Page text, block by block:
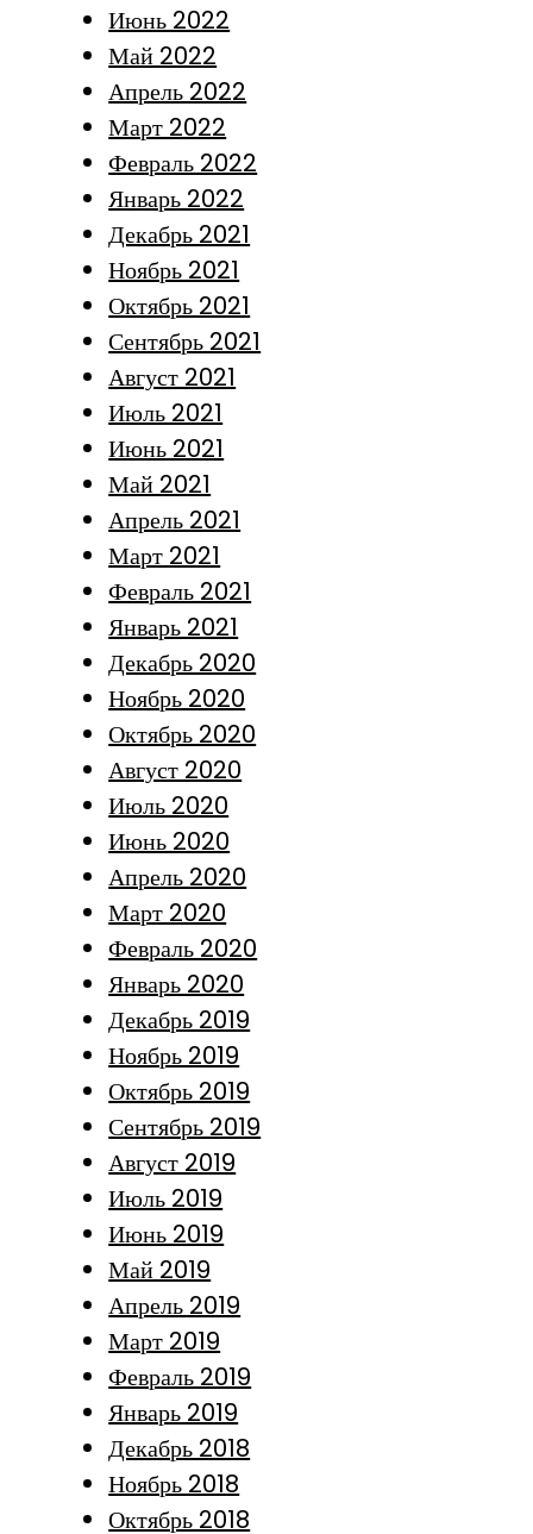
Июнь 2022
Май 2022
Апрель 2022
Март 2022
Февраль 2022
Январь 2022
Декабрь 2021
Ноябрь 2021
Октябрь 2021
Сентябрь 2021
Август 2021
Июль 2021
Июнь 2021
Май 2021
Апрель 2021
Март 2021
Февраль 2021
Январь 2021
Декабрь 2020
Ноябрь 2020
Октябрь 2020
Август 2020
Июль 2020
Июнь 2020
Апрель 2020
Март 2020
Февраль 2020
Январь 2020
Декабрь 2019
Ноябрь 2019
Октябрь 2019
Сентябрь 2019
Август 2019
Июль 2019
Июнь 2019
Май 2019
Апрель 2019
Март 2019
Февраль 2019
Январь 2019
Декабрь 2018
Ноябрь 2018
Октябрь 2018